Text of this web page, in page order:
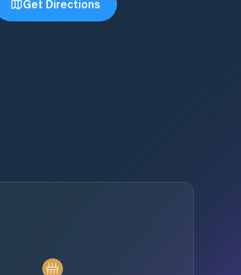
Get Directions